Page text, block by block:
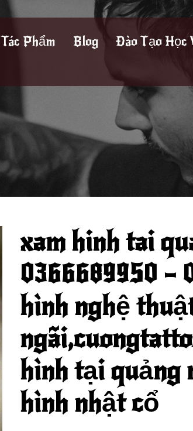
Tác Phẩm Blog Đào Tạo Học
xam hinh tai
0366689950 –
hình nghệ
hình tại quảng
hình nhật cổ